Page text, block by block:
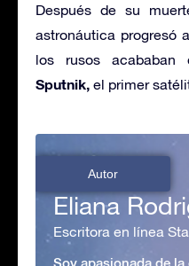
Después de su
astronáutica progresó
los rusos
Sputnik, el primer
Autor
Eliana
Escritora en línea
Soy apasionada de